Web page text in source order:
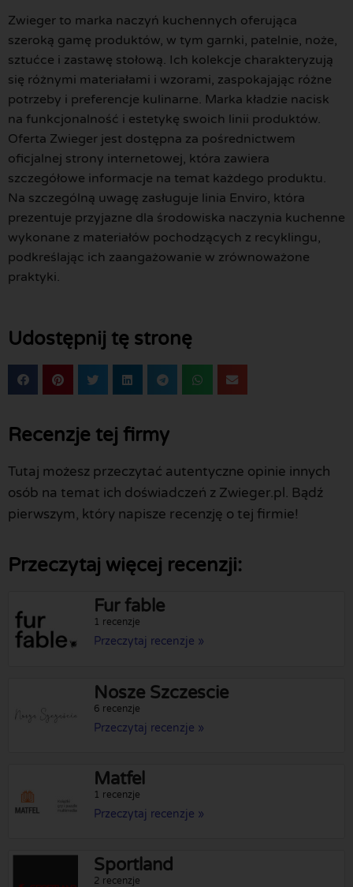
Zwieger to marka naczyń kuchennych oferująca
szeroką gamę produktów, w tym garnki, patelnie, noże,
sztućce i zastawę stołową. Ich kolekcje charakteryzują
się różnymi materiałami i wzorami, zaspokajając różne
potrzeby i preferencje kulinarne. Marka kładzie nacisk
na funkcjonalność i estetykę swoich linii produktów.
Oferta Zwieger jest dostępna za pośrednictwem
oficjalnej strony internetowej, która zawiera
szczegółowe informacje na temat każdego produktu.
Na szczególną uwagę zasługuje linia Enviro, która
prezentuje przyjazne dla środowiska naczynia kuchenne
wykonane z materiałów pochodzących z recyklingu,
podkreślając ich zaangażowanie w zrównoważone
praktyki.
Udostępnij tę stronę
Recenzje tej firmy
Tutaj możesz przeczytać autentyczne opinie innych
osób na temat ich doświadczeń z Zwieger.pl. Bądź
pierwszym, który napisze recenzję o tej firmie!
Przeczytaj więcej recenzji:
Fur fable
1 recenzje
Przeczytaj recenzje »
Nosze Szczescie
6 recenzje
Przeczytaj recenzje »
Matfel
1 recenzje
Przeczytaj recenzje »
Sportland
2 recenzje